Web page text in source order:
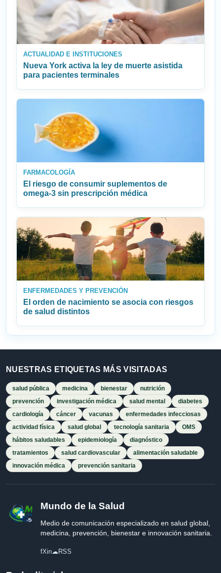
ACTUALIDAD E INSTITUCIONES
Nueva York activa la ley de muerte asistida
para pacientes terminales
FARMACOLOGÍA
El riesgo de consumir suplementos de
omega‑3 sin prescripción médica
ENFERMEDADES Y PREVENCIÓN
El orden de nacimiento se asocia con riesgos
de salud distintos
NUESTRAS ETIQUETAS MÁS VISITADAS
salud pública medicina bienestar
nutrición
prevención
investigación médica salud mental
diabetes
cardiología
cáncer vacunas
enfermedades infecciosas
actividad física
salud global tecnología sanitaria
OMS
hábitos saludables
epidemiología
diagnóstico
tratamientos
salud cardiovascular
alimentación saludable
innovación médica
prevención sanitaria
Mundo de la Salud
Medio de comunicación especializado en salud global,
medicina, prevención, bienestar e innovación sanitaria.
fXin☁RSS